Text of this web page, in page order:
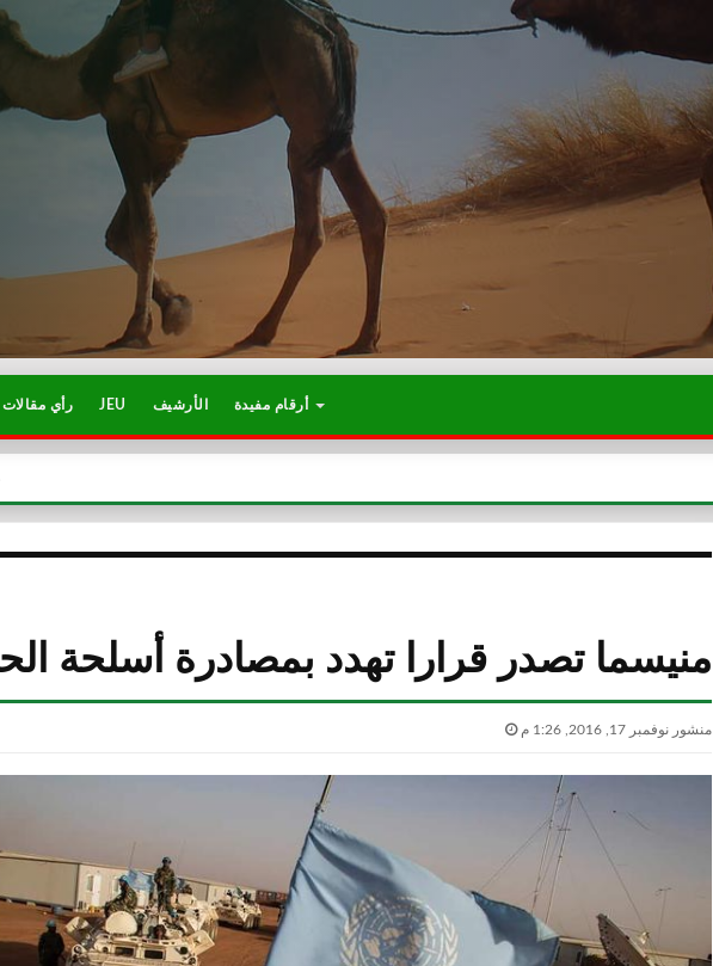
رأي مقالات JEU الأرشيف
منيسما تصدر قرارا تهدد بمصادرة أسلحة
منشور نوفمبر 17, 2016, 1:26 م